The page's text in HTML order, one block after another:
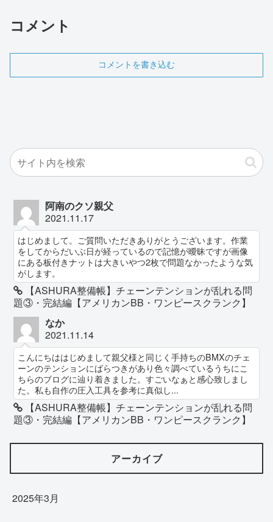
コメント
コメントを書き込む
阿南のクソ親父
2021.11.17
はじめまして。ご質問いただきありがとうございます。作業
をしてからだいぶ日が経っているので記憶が曖昧ですが画像
にある板付きナットは大きいやつ2枚で問題なかったような気
がします。
【ASHURA整備帳】チェーンテンションが乱れる問
題③・完結編【アメリカンBB・ワンピースクランク】
なか
2021.11.14
こんにちははじめまして親父様と同じく手持ちのBMXのチェ
ーンのテンションにばらつきがあり色々調べているうちにこ
ちらのブログに辿り着きました。すごいなぁと感心致しまし
た。私も自作の圧入工具を参考に真似し...
【ASHURA整備帳】チェーンテンションが乱れる問
題③・完結編【アメリカンBB・ワンピースクランク】
アーカイブ
2025年3月